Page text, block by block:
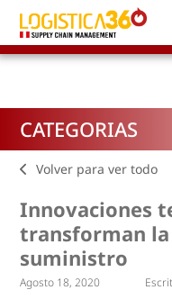
CATEGORIAS
Volver para ver todo
Innovaciones
transforman la
suministro
Agosto 18, 2020